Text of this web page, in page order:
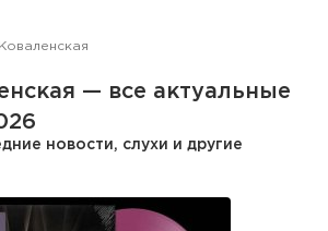
— все актуальные
новости, слухи и другие